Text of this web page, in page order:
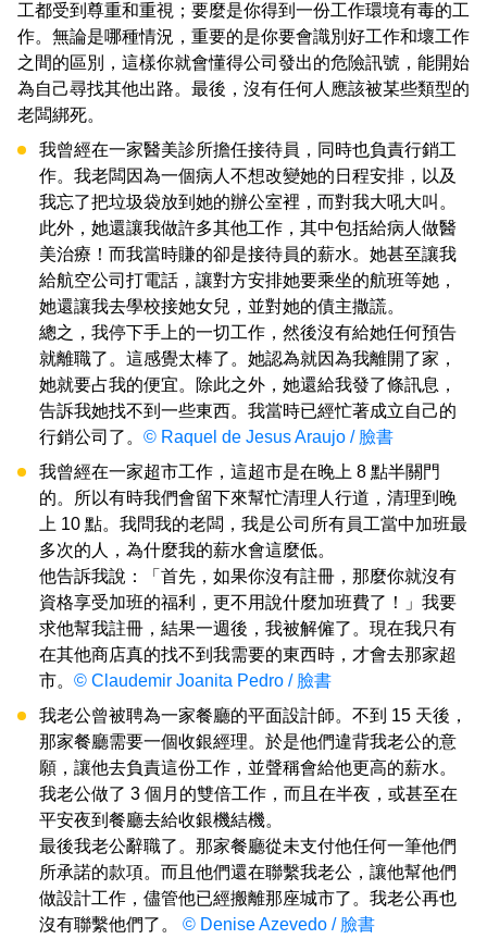
工都受到尊重和重視；要麼是你得到一份工作環境有毒的工
作。無論是哪種情況，重要的是你要會識別好工作和壞工作
之間的區別，這樣你就會懂得公司發出的危險訊號，能開始
為自己尋找其他出路。最後，沒有任何人應該被某些類型的
老闆綁死。
我曾經在一家醫美診所擔任接待員，同時也負責行銷工
作。我老闆因為一個病人不想改變她的日程安排，以及
我忘了把垃圾袋放到她的辦公室裡，而對我大吼大叫。
此外，她還讓我做許多其他工作，其中包括給病人做醫
美治療！而我當時賺的卻是接待員的薪水。她甚至讓我
給航空公司打電話，讓對方安排她要乘坐的航班等她，
她還讓我去學校接她女兒，並對她的債主撒謊。
總之，我停下手上的一切工作，然後沒有給她任何預告
就離職了。這感覺太棒了。她認為就因為我離開了家，
她就要占我的便宜。除此之外，她還給我發了條訊息，
告訴我她找不到一些東西。我當時已經忙著成立自己的
行銷公司了。 © Raquel de Jesus Araujo / 臉書
我曾經在一家超市工作，這超市是在晚上 8 點半關門
的。所以有時我們會留下來幫忙清理人行道，清理到晚
上 10 點。我問我的老闆，我是公司所有員工當中加班最
多次的人，為什麼我的薪水會這麼低。
他告訴我說：「首先，如果你沒有註冊，那麼你就沒有
資格享受加班的福利，更不用說什麼加班費了！」我要
求他幫我註冊，結果一週後，我被解僱了。現在我只有
在其他商店真的找不到我需要的東西時，才會去那家超
市。 © Claudemir Joanita Pedro / 臉書
我老公曾被聘為一家餐廳的平面設計師。不到 15 天後，
那家餐廳需要一個收銀經理。於是他們違背我老公的意
願，讓他去負責這份工作，並聲稱會給他更高的薪水。
我老公做了 3 個月的雙倍工作，而且在半夜，或甚至在
平安夜到餐廳去給收銀機結機。
最後我老公辭職了。那家餐廳從未支付他任何一筆他們
所承諾的款項。而且他們還在聯繫我老公，讓他幫他們
做設計工作，儘管他已經搬離那座城市了。我老公再也
沒有聯繫他們了。 © Denise Azevedo / 臉書